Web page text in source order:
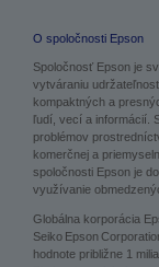
O spoločnosti Epson
Spoločnosť Epson je
vytváraniu
kompaktných a
ľudí, vecí a informácií.
problémov
komerčnej a
spoločnosti Epson je
využívanie
Globálna korporácia
Seiko Epson
hodnote približne 1